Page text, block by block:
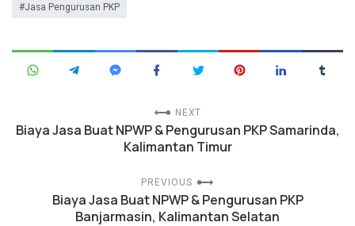
Jasa Pengurusan PKP
NEXT
Biaya Jasa Buat NPWP & Pengurusan PKP Samarinda,
Kalimantan Timur
PREVIOUS
Biaya Jasa Buat NPWP & Pengurusan PKP
Banjarmasin, Kalimantan Selatan